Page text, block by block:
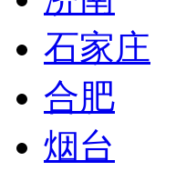
石家庄
合肥
烟台